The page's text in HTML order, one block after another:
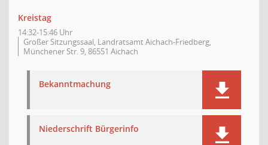
Kreistag
14:32-15:46 Uhr
Großer Sitzungssaal, Landratsamt Aichach-Friedberg,
Münchener Str. 9, 86551 Aichach
Bekanntmachung
Niederschrift Bürgerinfo